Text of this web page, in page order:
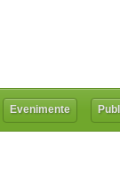
Evenimente